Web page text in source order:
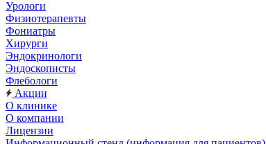
Урологи
Физиотерапевты
Фониатры
Хирурги
Эндокринологи
Эндоскописты
Флебологи
Акции
О клинике
О компании
Лицензии